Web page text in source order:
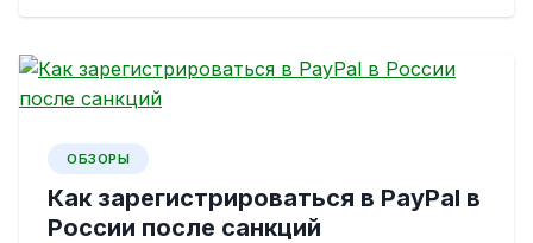
ОБЗОРЫ
Как зарегистрироваться в PayPal в
России после санкций